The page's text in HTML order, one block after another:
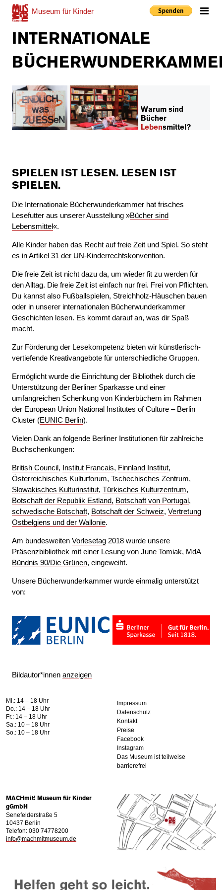
Museum für Kinder
INTERNATIONALE
Warum sind
Bücher
Lebensmittel?
SPIELEN IST LESEN. LESEN IST
SPIELEN.
Die Internationale Bücherwunderkammer hat frisches
Lesefutter aus unserer Ausstellung »Bücher sind
Lebensmittel«.
Alle Kinder haben das Recht auf freie Zeit und Spiel. So steht
es in Artikel 31 der UN-Kinderrechtskonvention.
Die freie Zeit ist nicht dazu da, um wieder fit zu werden für
den Alltag. Die freie Zeit ist einfach nur frei. Frei von Pflichten.
Du kannst also Fußballspielen, Streichholz-Häuschen bauen
oder in unserer internationalen Bücherwunderkammer
Geschichten lesen. Es kommt darauf an, was dir Spaß
macht.
Zur Förderung der Lesekompetenz bieten wir künstlerisch-
vertiefende Kreativangebote für unterschiedliche Gruppen.
Ermöglicht wurde die Einrichtung der Bibliothek durch die
Unterstützung der Berliner Sparkasse und einer
umfangreichen Schenkung von Kinderbüchern im Rahmen
der European Union National Institutes of Culture – Berlin
Cluster (EUNIC Berlin).
Vielen Dank an folgende Berliner Institutionen für zahlreiche
Buchschenkungen:
British Council, Institut Francais, Finnland Institut,
Österreichisches Kulturforum, Tschechisches Zentrum,
Slowakisches Kulturinstitut, Türkisches Kulturzentrum,
Botschaft der Republik Estland, Botschaft von Portugal,
schwedische Botschaft, Botschaft der Schweiz, Vertretung
Ostbelgiens und der Wallonie.
Am bundesweiten Vorlesetag 2018 wurde unsere
Präsenzbibliothek mit einer Lesung von June Tomiak, MdA
Bündnis 90/Die Grünen, eingeweiht.
Unsere Bücherwunderkammer wurde einmalig unterstützt
von:
Bildautor*innen anzeigen
Mi.: 14 – 18 Uhr
Do.: 14 – 18 Uhr
Fr.: 14 – 18 Uhr
Sa.: 10 – 18 Uhr
So.: 10 – 18 Uhr
Impressum
Datenschutz
Kontakt
Preise
Facebook
Instagram
Das Museum ist teilweise
barrierefrei
MACHmit! Museum für Kinder
gGmbH
Senefelderstraße 5
10437 Berlin
Telefon: 030 74778200
info@machmitmuseum.de